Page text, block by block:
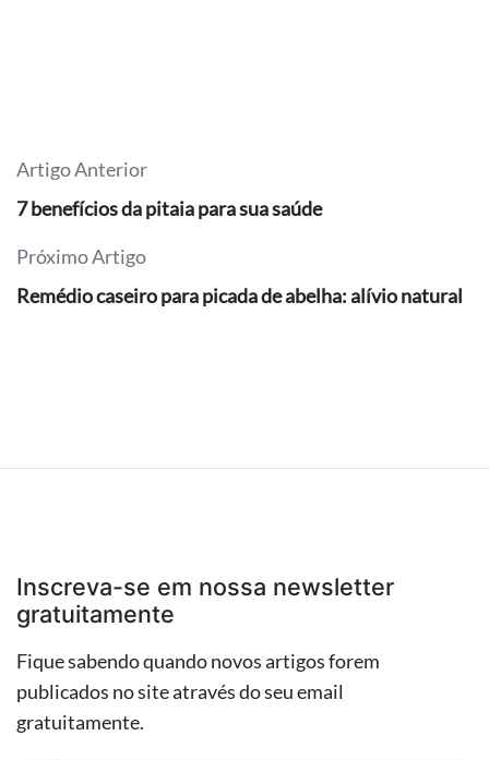
Artigo Anterior
7 benefícios da pitaia para sua saúde
Próximo Artigo
Remédio caseiro para picada de abelha: alívio natural
Inscreva-se em nossa newsletter
gratuitamente
Fique sabendo quando novos artigos forem
publicados no site através do seu email
gratuitamente.